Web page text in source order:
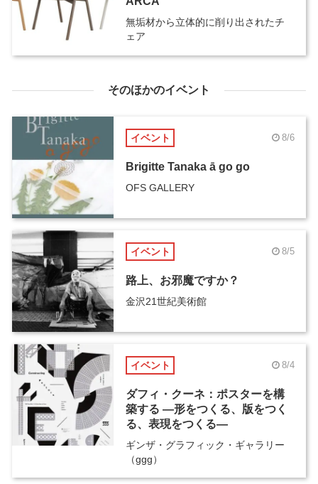
無垢材から立体的に削り出されたチ
ェア
そのほかのイベント
イベント 8/6
Brigitte Tanaka ā go go
OFS GALLERY
イベント 8/5
路上、お邪魔ですか？
金沢21世紀美術館
イベント 8/4
ダフィ・クーネ：ポスターを構
築する ―形をつくる、版をつく
る、表現をつくる―
ギンザ・グラフィック・ギャラリー
（ggg）